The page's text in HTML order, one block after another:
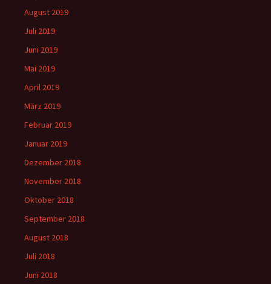
August 2019
Juli 2019
Juni 2019
Mai 2019
April 2019
März 2019
Februar 2019
Januar 2019
Dezember 2018
November 2018
Oktober 2018
September 2018
August 2018
Juli 2018
Juni 2018